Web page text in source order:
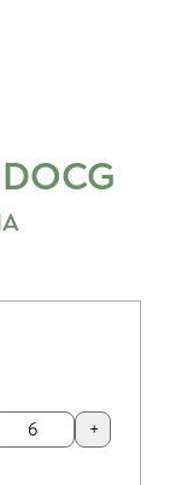
DOCG
+